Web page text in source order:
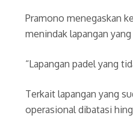
Pramono menegaskan
menindak lapangan
“Lapangan padel yang
Terkait lapangan yang
operasional dibatasi